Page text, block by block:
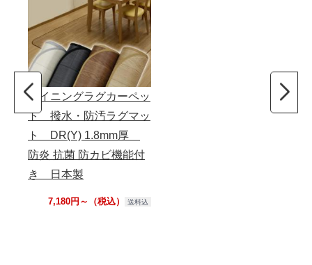
ダイニングラグカーペッ
ト 撥水・防汚ラグマッ
ト DR(Y) 1.8mm厚
防炎 抗菌 防カビ機能付
き 日本製
7,180円～（税込） 送料込